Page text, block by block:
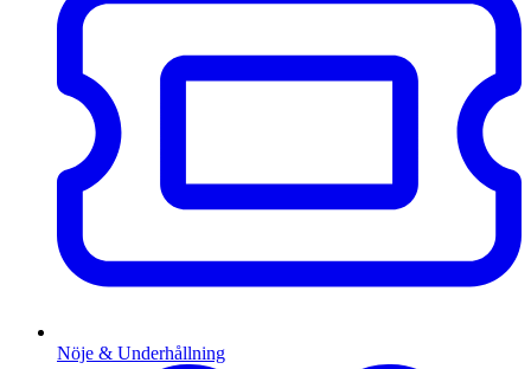
Nöje & Underhållning